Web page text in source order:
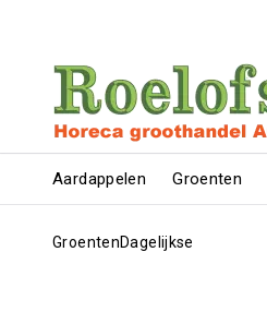
Aardappelen Groenten
GroentenDagelijkse